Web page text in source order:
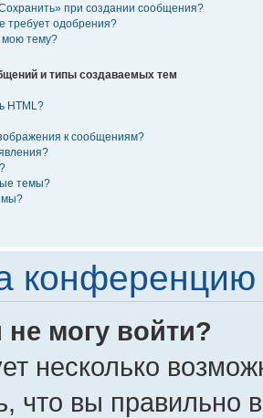
при создании сообщения?
требует одобрения?
мою тему?
и типы создаваемых тем
HTML?
к сообщениям?
темы?
конференцию
могу войти?
несколько
что вы правильно